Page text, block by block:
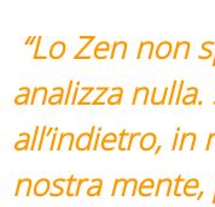
“Lo Zen non
analizza
all’indietro, in
nostra mente,